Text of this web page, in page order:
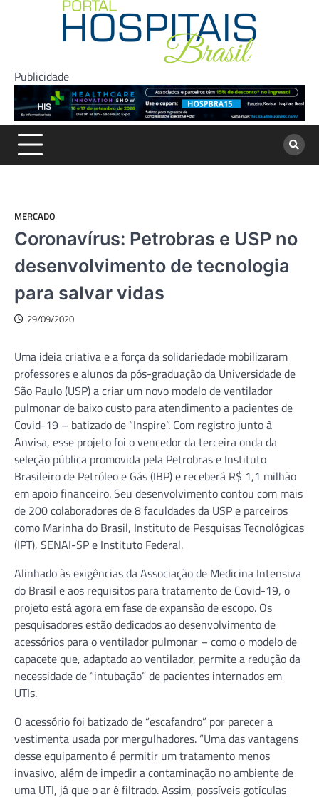
Publicidade
MERCADO
Coronavírus: Petrobras e USP no
desenvolvimento de tecnologia
para salvar vidas
29/09/2020
Uma ideia criativa e a força da solidariedade mobilizaram
professores e alunos da pós-graduação da Universidade de
São Paulo (USP) a criar um novo modelo de ventilador
pulmonar de baixo custo para atendimento a pacientes de
Covid-19 – batizado de “Inspire”. Com registro junto à
Anvisa, esse projeto foi o vencedor da terceira onda da
seleção pública promovida pela Petrobras e Instituto
Brasileiro de Petróleo e Gás (IBP) e receberá R$ 1,1 milhão
em apoio financeiro. Seu desenvolvimento contou com mais
de 200 colaboradores de 8 faculdades da USP e parceiros
como Marinha do Brasil, Instituto de Pesquisas Tecnológicas
(IPT), SENAI-SP e Instituto Federal.
Alinhado às exigências da Associação de Medicina Intensiva
do Brasil e aos requisitos para tratamento de Covid-19, o
projeto está agora em fase de expansão de escopo. Os
pesquisadores estão dedicados ao desenvolvimento de
acessórios para o ventilador pulmonar – como o modelo de
capacete que, adaptado ao ventilador, permite a redução da
necessidade de “intubação” de pacientes internados em
UTIs.
O acessório foi batizado de “escafandro” por parecer a
vestimenta usada por mergulhadores. “Uma das vantagens
desse equipamento é permitir um tratamento menos
invasivo, além de impedir a contaminação no ambiente de
uma UTI, já que o ar é filtrado. Assim, possíveis gotículas